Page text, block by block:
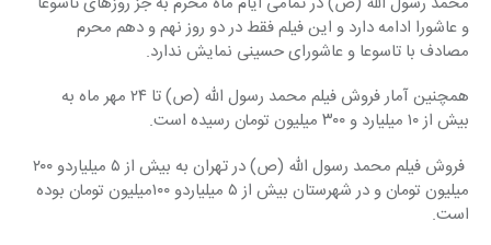
و عاشورا ادامه دارد و این فیلم فقط در دو روز نهم و دهم محرم
مصادف با تاسوعا و عاشورای حسینی نمایش ندارد.
همچنین آمار فروش فیلم محمد رسول الله (ص) تا ۲۴ مهر ماه به
بیش از ۱۰ میلیارد و ۳۰۰ میلیون تومان رسیده است.
میلیون تومان و در شهرستان بیش از ۵ میلیاردو ۱۰۰میلیون تومان بوده
است.